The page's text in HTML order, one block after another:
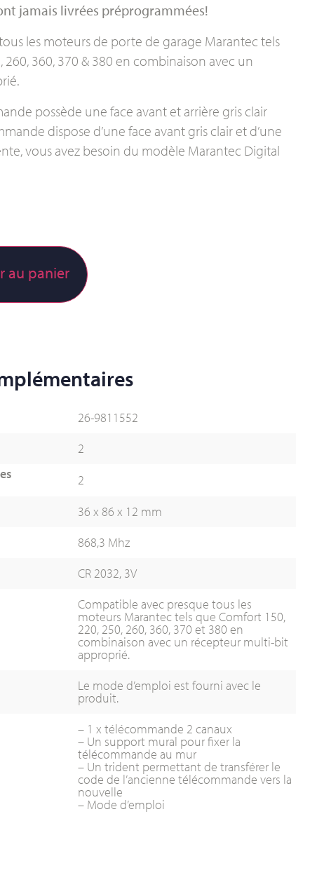
jamais livrées préprogrammées!
les moteurs de porte de garage Marantec tels
360, 370 & 380 en combinaison avec un
possède une face avant et arrière gris clair
dispose d’une face avant gris clair et d’une
vous avez besoin du modèle Marantec Digital
au panier
26-9811552
2
2
36 x 86 x 12 mm
868,3 Mhz
CR 2032, 3V
Compatible avec presque tous les
moteurs Marantec tels que Comfort 150,
220, 250, 260, 360, 370 et 380 en
combinaison avec un récepteur multi-bit
approprié.
Le mode d’emploi est fourni avec le
produit.
– 1 x télécommande 2 canaux
– Un support mural pour fixer la
télécommande au mur
– Un trident permettant de transférer le
code de l’ancienne télécommande vers la
nouvelle
– Mode d’emploi